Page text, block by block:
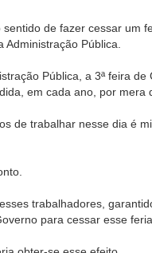
de fazer cessar um
Pública.
Pública, a 3ª feira de
em cada ano, por mera
de trabalhar nesse dia é
trabalhadores,
para cessar esse